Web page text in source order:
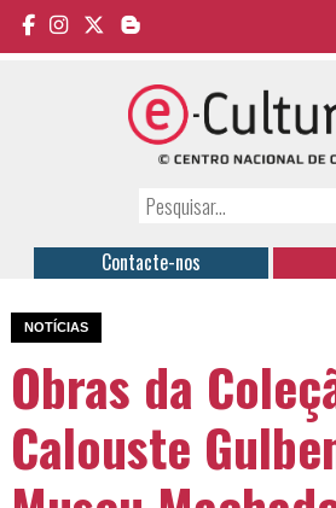
Contacte-nos
NOTÍCIAS
Obras da
Calouste